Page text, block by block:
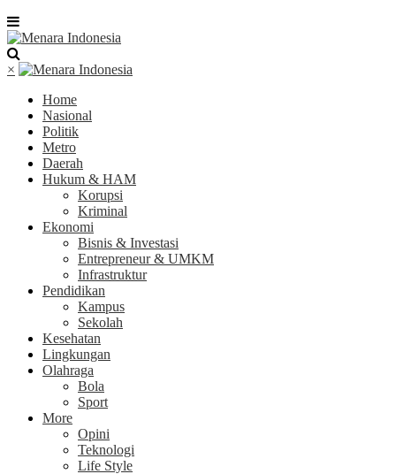
×
Home
Nasional
Politik
Metro
Daerah
Hukum & HAM
Korupsi
Kriminal
Ekonomi
Bisnis & Investasi
Entrepreneur & UMKM
Infrastruktur
Pendidikan
Kampus
Sekolah
Kesehatan
Lingkungan
Olahraga
Bola
Sport
More
Opini
Teknologi
Life Style